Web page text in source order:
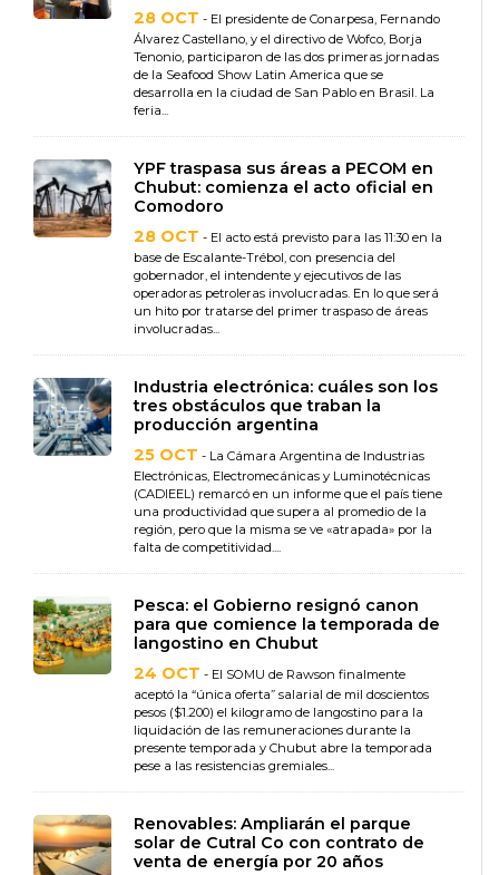
28 OCT - El presidente de Conarpesa, Fernando
Álvarez Castellano, y el directivo de Wofco, Borja
Tenonio, participaron de las dos primeras jornadas
de la Seafood Show Latin America que se
desarrolla en la ciudad de San Pablo en Brasil. La
feria...
YPF traspasa sus áreas a PECOM en
Chubut: comienza el acto oficial en
Comodoro
28 OCT - El acto está previsto para las 11:30 en la
base de Escalante-Trébol, con presencia del
gobernador, el intendente y ejecutivos de las
operadoras petroleras involucradas. En lo que será
un hito por tratarse del primer traspaso de áreas
involucradas...
Industria electrónica: cuáles son los
tres obstáculos que traban la
producción argentina
25 OCT - La Cámara Argentina de Industrias
Electrónicas, Electromecánicas y Luminotécnicas
(CADIEEL) remarcó en un informe que el país tiene
una productividad que supera al promedio de la
región, pero que la misma se ve «atrapada» por la
falta de competitividad....
Pesca: el Gobierno resignó canon
para que comience la temporada de
langostino en Chubut
24 OCT - El SOMU de Rawson finalmente
aceptó la “única oferta” salarial de mil doscientos
pesos ($1.200) el kilogramo de langostino para la
liquidación de las remuneraciones durante la
presente temporada y Chubut abre la temporada
pese a las resistencias gremiales...
Renovables: Ampliarán el parque
solar de Cutral Co con contrato de
venta de energía por 20 años